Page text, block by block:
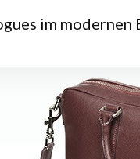
im modernen